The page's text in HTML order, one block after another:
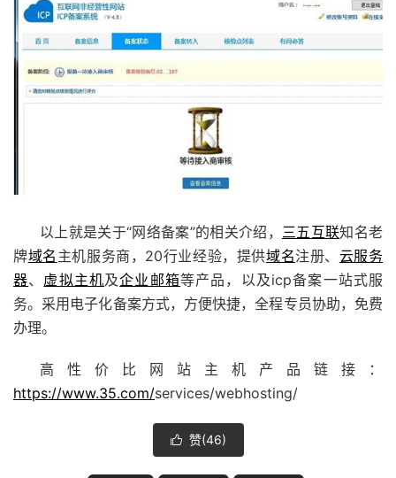
以上就是关于“网络备案”的相关介绍， 三五互联知名老
牌域名 主机服务商，20行业经验，提供域名注册、 云服务
器、 虚拟主机及企业邮箱等产品，以及icp备案一站式服
务。采用电子化备案方式，方便快捷，全程专员协助，免费
办理。
高性价比网站主机产品链接：
https://www.35.com/services/webhosting/
 赞(46)